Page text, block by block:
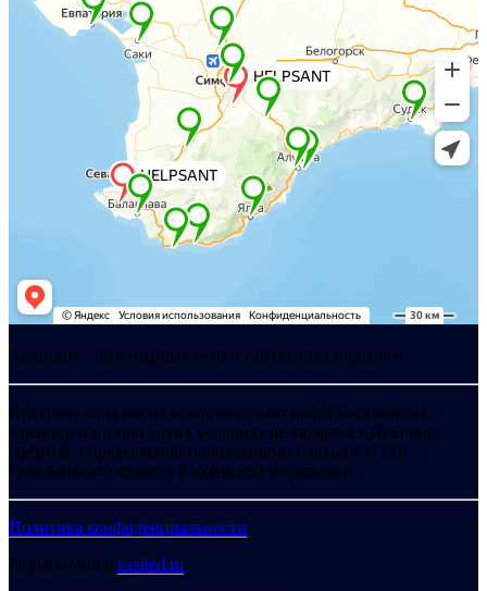
Хелпсант - инженерные сети и сантехника под ключ
Интернет-сайт носит исключительно информационный
характер и ни при каких условиях не является публичной
офертой, определяемой положениями Статьи 437 (2)
Гражданского кодекса Российской Федерации.
Политика конфиденциальности
Разработано в exsited.ru